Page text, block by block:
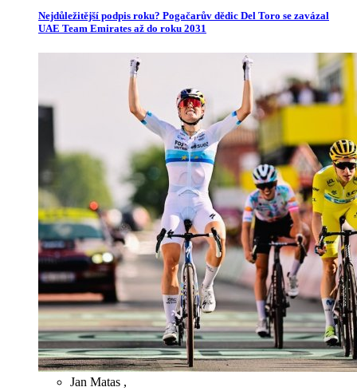
Nejdůležitější podpis roku? Pogačarův dědic Del Toro se zavázal
UAE Team Emirates až do roku 2031
Jan Matas ,